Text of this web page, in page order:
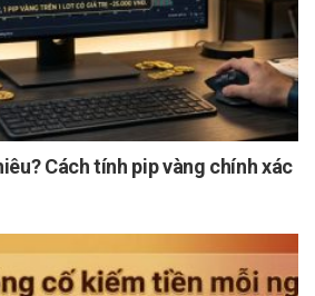
Cách tính pip vàng chính xác